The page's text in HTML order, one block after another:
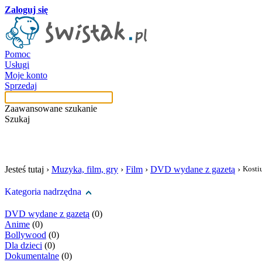
Zaloguj się
Pomoc
Usługi
Moje konto
Sprzedaj
Zaawansowane szukanie
Szukaj
Jesteś tutaj › Muzyka, film, gry › Film › DVD wydane z gazetą ›
Kategoria nadrzędna
DVD wydane z gazetą (0)
Anime (0)
Bollywood (0)
Dla dzieci (0)
Dokumentalne (0)